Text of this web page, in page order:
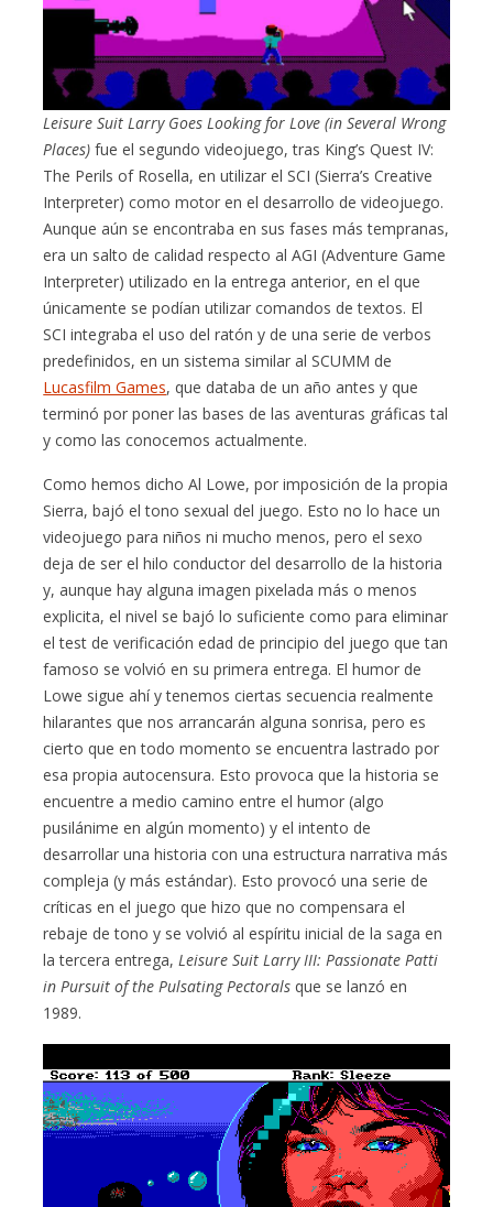
Leisure Suit Larry Goes Looking for Love (in Several Wrong
Places) fue el segundo videojuego, tras King’s Quest IV:
The Perils of Rosella, en utilizar el SCI (Sierra’s Creative
Interpreter) como motor en el desarrollo de videojuego.
Aunque aún se encontraba en sus fases más tempranas,
era un salto de calidad respecto al AGI (Adventure Game
Interpreter) utilizado en la entrega anterior, en el que
únicamente se podían utilizar comandos de textos. El
SCI integraba el uso del ratón y de una serie de verbos
predefinidos, en un sistema similar al SCUMM de
Lucasfilm Games, que databa de un año antes y que
terminó por poner las bases de las aventuras gráficas tal
y como las conocemos actualmente.
Como hemos dicho Al Lowe, por imposición de la propia
Sierra, bajó el tono sexual del juego. Esto no lo hace un
videojuego para niños ni mucho menos, pero el sexo
deja de ser el hilo conductor del desarrollo de la historia
y, aunque hay alguna imagen pixelada más o menos
explicita, el nivel se bajó lo suficiente como para eliminar
el test de verificación edad de principio del juego que tan
famoso se volvió en su primera entrega. El humor de
Lowe sigue ahí y tenemos ciertas secuencia realmente
hilarantes que nos arrancarán alguna sonrisa, pero es
cierto que en todo momento se encuentra lastrado por
esa propia autocensura. Esto provoca que la historia se
encuentre a medio camino entre el humor (algo
pusilánime en algún momento) y el intento de
desarrollar una historia con una estructura narrativa más
compleja (y más estándar). Esto provocó una serie de
críticas en el juego que hizo que no compensara el
rebaje de tono y se volvió al espíritu inicial de la saga en
la tercera entrega, Leisure Suit Larry III: Passionate Patti
in Pursuit of the Pulsating Pectorals que se lanzó en
1989.